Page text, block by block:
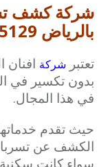
شركة كشف
بالرياض 0553445129
تعتبر شركة
بدون تكسير في
في هذا المجال.
حيث تقدم
الكشف عن
سواء كانت سكنية